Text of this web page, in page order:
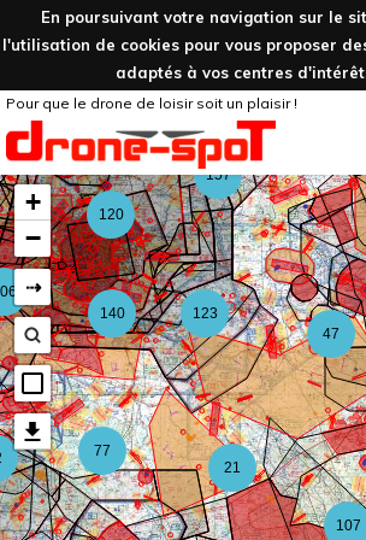
En poursuivant votre navigation sur le
l'utilisation de cookies pour vous proposer
adaptés à vos centres
Pour que le drone de loisir soit un plaisir !
107
77
123
157
47
21
140
120
+
−
⇢